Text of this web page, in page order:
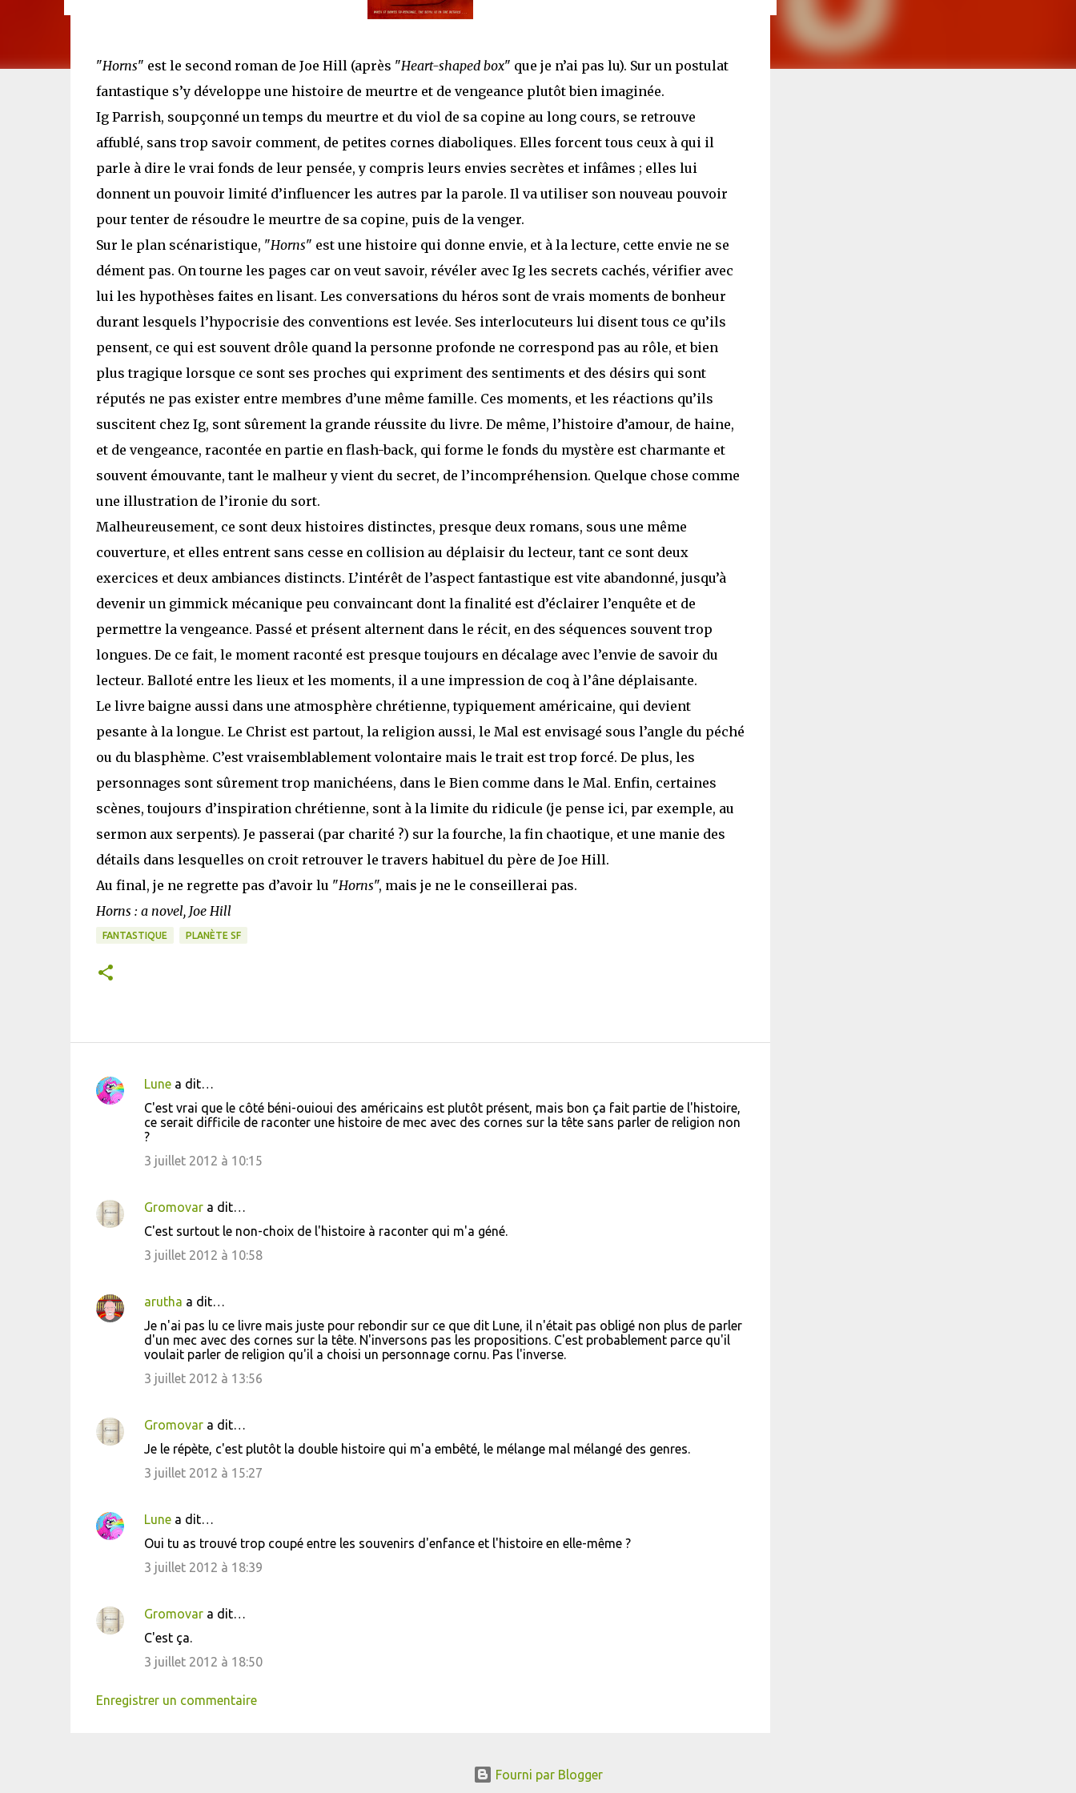
"Horns" est le second roman de Joe Hill (après "Heart-shaped box" que je n’ai pas lu). Sur un postulat
fantastique s’y développe une histoire de meurtre et de vengeance plutôt bien imaginée.
Ig Parrish, soupçonné un temps du meurtre et du viol de sa copine au long cours, se retrouve
affublé, sans trop savoir comment, de petites cornes diaboliques. Elles forcent tous ceux à qui il
parle à dire le vrai fonds de leur pensée, y compris leurs envies secrètes et infâmes ; elles lui
donnent un pouvoir limité d’influencer les autres par la parole. Il va utiliser son nouveau pouvoir
pour tenter de résoudre le meurtre de sa copine, puis de la venger.
Sur le plan scénaristique, "Horns" est une histoire qui donne envie, et à la lecture, cette envie ne se
dément pas. On tourne les pages car on veut savoir, révéler avec Ig les secrets cachés, vérifier avec
lui les hypothèses faites en lisant. Les conversations du héros sont de vrais moments de bonheur
durant lesquels l’hypocrisie des conventions est levée. Ses interlocuteurs lui disent tous ce qu’ils
pensent, ce qui est souvent drôle quand la personne profonde ne correspond pas au rôle, et bien
plus tragique lorsque ce sont ses proches qui expriment des sentiments et des désirs qui sont
réputés ne pas exister entre membres d’une même famille. Ces moments, et les réactions qu’ils
suscitent chez Ig, sont sûrement la grande réussite du livre. De même, l’histoire d’amour, de haine,
et de vengeance, racontée en partie en flash-back, qui forme le fonds du mystère est charmante et
souvent émouvante, tant le malheur y vient du secret, de l’incompréhension. Quelque chose comme
une illustration de l’ironie du sort.
Malheureusement, ce sont deux histoires distinctes, presque deux romans, sous une même
couverture, et elles entrent sans cesse en collision au déplaisir du lecteur, tant ce sont deux
exercices et deux ambiances distincts. L’intérêt de l’aspect fantastique est vite abandonné, jusqu’à
devenir un gimmick mécanique peu convaincant dont la finalité est d’éclairer l’enquête et de
permettre la vengeance. Passé et présent alternent dans le récit, en des séquences souvent trop
longues. De ce fait, le moment raconté est presque toujours en décalage avec l’envie de savoir du
lecteur. Balloté entre les lieux et les moments, il a une impression de coq à l’âne déplaisante.
Le livre baigne aussi dans une atmosphère chrétienne, typiquement américaine, qui devient
pesante à la longue. Le Christ est partout, la religion aussi, le Mal est envisagé sous l’angle du péché
ou du blasphème. C’est vraisemblablement volontaire mais le trait est trop forcé. De plus, les
personnages sont sûrement trop manichéens, dans le Bien comme dans le Mal. Enfin, certaines
scènes, toujours d’inspiration chrétienne, sont à la limite du ridicule (je pense ici, par exemple, au
sermon aux serpents). Je passerai (par charité ?) sur la fourche, la fin chaotique, et une manie des
détails dans lesquelles on croit retrouver le travers habituel du père de Joe Hill.
Au final, je ne regrette pas d’avoir lu "Horns", mais je ne le conseillerai pas.
Horns : a novel, Joe Hill
FANTASTIQUE PLANÈTE SF
C
n
t
r
e
Lunea dit…
C'est vrai que le côté béni-ouioui des américains est plutôt présent, mais bon ça fait partie de l'histoire,
ce serait difficile de raconter une histoire de mec avec des cornes sur la tête sans parler de religion non
?
3 juillet 2012 à 10:15
Gromovara dit…
C'est surtout le non-choix de l'histoire à raconter qui m'a géné.
3 juillet 2012 à 10:58
arutha a dit…
Je n'ai pas lu ce livre mais juste pour rebondir sur ce que dit Lune, il n'était pas obligé non plus de parler
d'un mec avec des cornes sur la tête. N'inversons pas les propositions. C'est probablement parce qu'il
voulait parler de religion qu'il a choisi un personnage cornu. Pas l'inverse.
3 juillet 2012 à 13:56
Gromovara dit…
Je le répète, c'est plutôt la double histoire qui m'a embêté, le mélange mal mélangé des genres.
3 juillet 2012 à 15:27
Lunea dit…
Oui tu as trouvé trop coupé entre les souvenirs d'enfance et l'histoire en elle-même ?
3 juillet 2012 à 18:39
Gromovara dit…
C'est ça.
3 juillet 2012 à 18:50
Enregistrer un commentaire
Fourni par Blogger